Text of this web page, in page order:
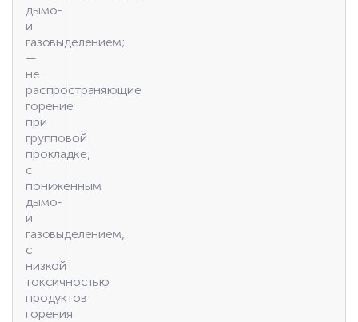
дымо-
и
газовыделением;
—
не
распространяющие
горение
при
групповой
прокладке,
с
пониженным
дымо-
и
газовыделением,
с
низкой
токсичностью
продуктов
горения